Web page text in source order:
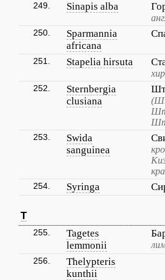
249. Sinapis alba
250.
Sparmannia
africana
251. Stapelia hirsuta
252.
Sternbergia
clusiana
253.
Swida
sanguinea
254. Syringa
T
255.
Tagetes
lemmonii
256.
Thelypteris
kunthii